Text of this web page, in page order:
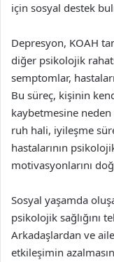
için sosyal destek
Depresyon, KOAH
diğer psikolojik
semptomlar,
Bu süreç, kişinin
kaybetmesine
ruh hali, iyileşme
hastalarının
motivasyonlarını
Sosyal yaşamda
psikolojik sağlığını
Arkadaşlardan ve
etkileşimin